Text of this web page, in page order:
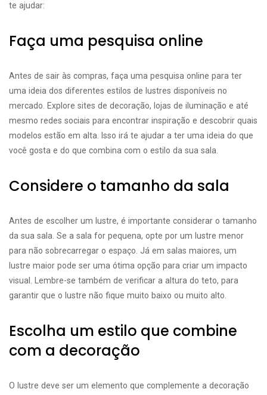
te ajudar:
Faça uma pesquisa online
Antes de sair às compras, faça uma pesquisa online para ter
uma ideia dos diferentes estilos de lustres disponíveis no
mercado. Explore sites de decoração, lojas de iluminação e até
mesmo redes sociais para encontrar inspiração e descobrir quais
modelos estão em alta. Isso irá te ajudar a ter uma ideia do que
você gosta e do que combina com o estilo da sua sala.
Considere o tamanho da sala
Antes de escolher um lustre, é importante considerar o tamanho
da sua sala. Se a sala for pequena, opte por um lustre menor
para não sobrecarregar o espaço. Já em salas maiores, um
lustre maior pode ser uma ótima opção para criar um impacto
visual. Lembre-se também de verificar a altura do teto, para
garantir que o lustre não fique muito baixo ou muito alto.
Escolha um estilo que combine
com a decoração
O lustre deve ser um elemento que complemente a decoração